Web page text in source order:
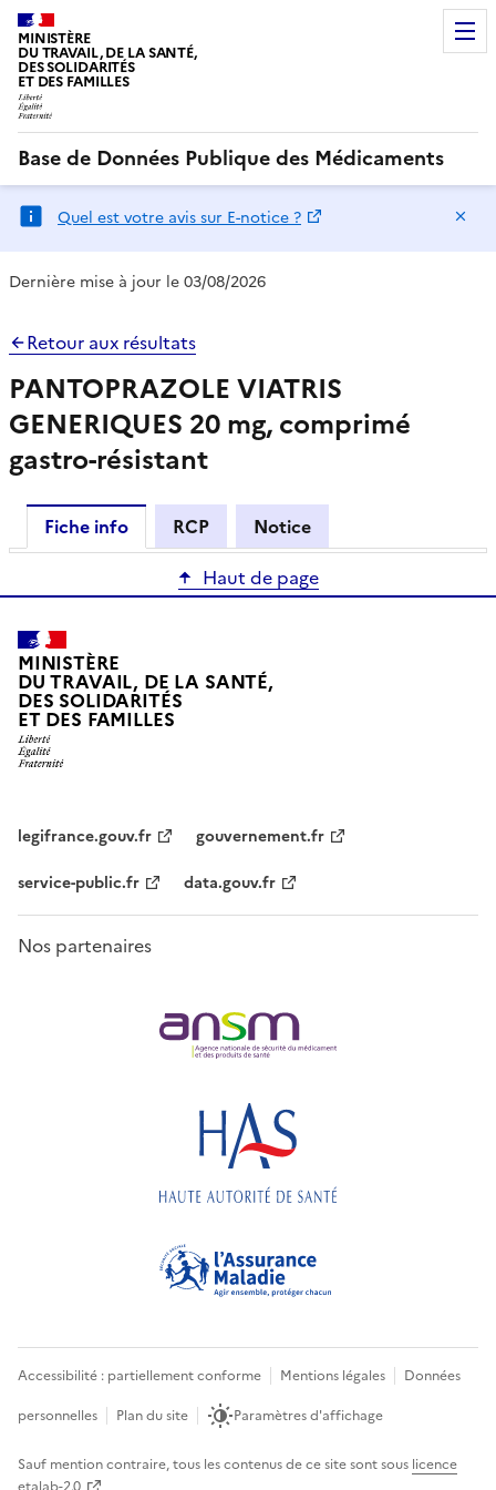
MINISTÈRE
DU TRAVAIL, DE LA SANTÉ,
DES SOLIDARITÉS
ET DES FAMILLES
Base de Données Publique des Médicaments
Quel est votre avis sur E-notice ?
Dernière mise à jour le 03/08/2026
Retour aux résultats
PANTOPRAZOLE VIATRIS
GENERIQUES 20 mg, comprimé
gastro-résistant
Fiche info RCP
Notice
Haut de page
MINISTÈRE
DU TRAVAIL, DE LA SANTÉ,
DES SOLIDARITÉS
ET DES FAMILLES
legifrance.gouv.fr
gouvernement.fr
service-public.fr
data.gouv.fr
Nos partenaires
Accessibilité : partiellement conforme Mentions légales
Données
personnelles
Plan du site Paramètres d'affichage
Sauf mention contraire, tous les contenus de ce site sont sous licence